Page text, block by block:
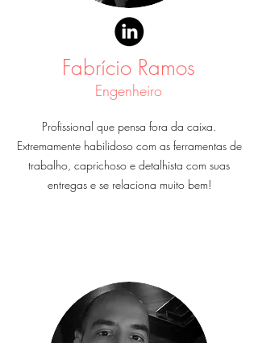
Profissional que pensa fora da caixa.
Extremamente habilidoso com as ferramentas de
trabalho, caprichoso e detalhista com suas
entregas e se relaciona muito bem!
Fabrício Ramos
Engenheiro